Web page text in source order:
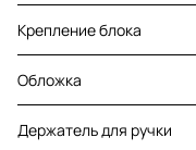
Крепление блока
Обложка
Держатель для ручки